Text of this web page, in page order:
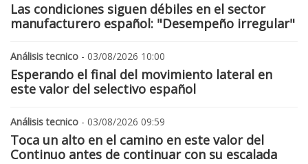
Las condiciones siguen débiles en el sector
manufacturero español: "Desempeño irregular"
Análisis tecnico - 03/08/2026 10:00
Esperando el final del movimiento lateral en
este valor del selectivo español
Análisis tecnico - 03/08/2026 09:59
Toca un alto en el camino en este valor del
Continuo antes de continuar con su escalada